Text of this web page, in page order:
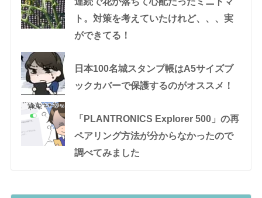
ト。対策を考えていたけれど、、、実
ができてる！
日本100名城スタンプ帳はA5サイズブ
ックカバーで保護するのがオススメ！
「PLANTRONICS Explorer 500」の再
ペアリング方法が分からなかったので
調べてみました